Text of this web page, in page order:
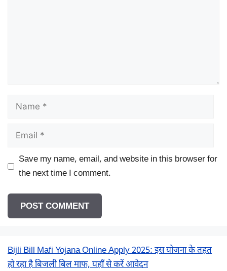
Name
Email
Save my name, email, and website in this browser for
the next time I comment.
Bijli Bill Mafi Yojana Online Apply 2025: इस योजना के तहत
हो रहा है बिजली बिल माफ, यहाँ से करें आवेदन